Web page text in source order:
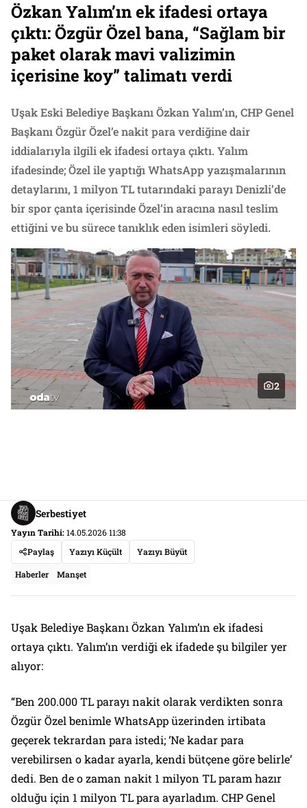
Özkan Yalım’ın ek ifadesi ortaya
çıktı: Özgür Özel bana, “Sağlam bir
paket olarak mavi valizimin
içerisine koy” talimatı verdi
Uşak Eski Belediye Başkanı Özkan Yalım’ın, CHP Genel
Başkanı Özgür Özel’e nakit para verdiğine dair
iddialarıyla ilgili ek ifadesi ortaya çıktı. Yalım
ifadesinde; Özel ile yaptığı WhatsApp yazışmalarının
detaylarını, 1 milyon TL tutarındaki parayı Denizli’de
bir spor çanta içerisinde Özel’in aracına nasıl teslim
ettiğini ve bu sürece tanıklık eden isimleri söyledi.
2
Serbestiyet
Yayın Tarihi:14.05.2026 11:38
Paylaş
Yazıyı Küçült Yazıyı Büyüt
Haberler Manşet
Uşak Belediye Başkanı Özkan Yalım’ın ek ifadesi
ortaya çıktı. Yalım’ın verdiği ek ifadede şu bilgiler yer
alıyor:
“Ben 200.000 TL parayı nakit olarak verdikten sonra
Özgür Özel benimle WhatsApp üzerinden irtibata
geçerek tekrardan para istedi; ‘Ne kadar para
verebilirsen o kadar ayarla, kendi bütçene göre belirle’
dedi. Ben de o zaman nakit 1 milyon TL param hazır
olduğu için 1 milyon TL para ayarladım. CHP Genel